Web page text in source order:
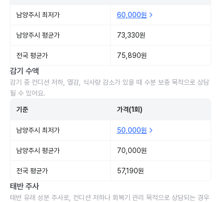
남양주시 최저가 60,000원
남양주시 평균가 73,330원
전국 평균가 75,890원
감기 수액
감기 중 컨디션 저하, 열감, 식사량 감소가 있을 때 수분 보충 목적으로 상담
될 수 있어요.
기준 가격(1회)
남양주시 최저가 50,000원
남양주시 평균가 70,000원
전국 평균가 57,190원
태반 주사
태반 유래 성분 주사로, 컨디션 저하나 회복기 관리 목적으로 상담되는 경우